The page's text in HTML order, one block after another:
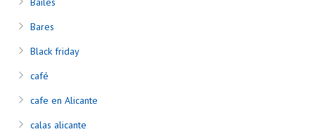
Bares
Black friday
café
cafe en Alicante
calas alicante